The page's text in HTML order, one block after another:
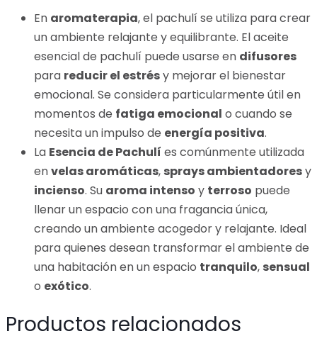
En aromaterapia, el pachulí se utiliza para crear
un ambiente relajante y equilibrante. El aceite
esencial de pachulí puede usarse en difusores
para reducir el estrésy mejorar el bienestar
emocional. Se considera particularmente útil en
momentos de fatiga emocional o cuando se
necesita un impulso de energía positiva.
La Esencia de Pachulí es comúnmente utilizada
envelas aromáticas, sprays ambientadoresy
incienso. Su aroma intenso y terroso puede
llenar un espacio con una fragancia única,
creando un ambiente acogedor y relajante. Ideal
para quienes desean transformar el ambiente de
una habitación en un espacio tranquilo, sensual
o exótico.
Productos relacionados